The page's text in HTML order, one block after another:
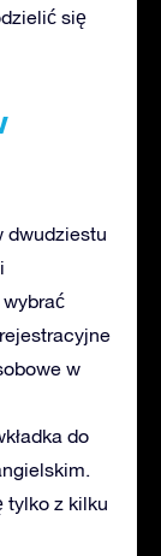
się
dwudziestu
w
do
tylko z kilku